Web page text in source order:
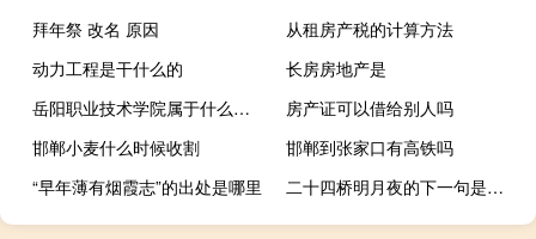
拜年祭 改名 原因
从租房产税的计算方法
动力工程是干什么的
长房房地产是
岳阳职业技术学院属于什么级别
房产证可以借给别人吗
邯郸小麦什么时候收割
邯郸到张家口有高铁吗
“早年薄有烟霞志”的出处是哪里
二十四桥明月夜的下一句是什么